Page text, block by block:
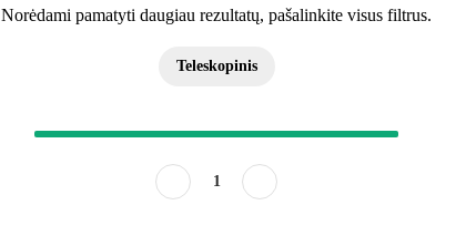
Norėdami pamatyti daugiau rezultatų, pašalinkite visus filtrus.
Teleskopinis
1